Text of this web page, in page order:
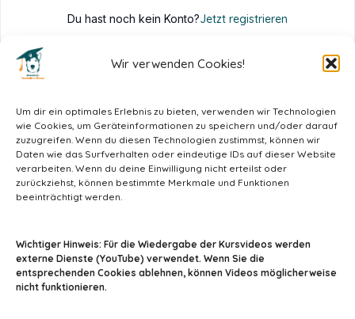
Wir verwenden Cookies!
Um dir ein optimales Erlebnis zu bieten, verwenden wir Technologien
wie Cookies, um Geräteinformationen zu speichern und/oder darauf
zuzugreifen. Wenn du diesen Technologien zustimmst, können wir
Daten wie das Surfverhalten oder eindeutige IDs auf dieser Website
verarbeiten. Wenn du deine Einwilligung nicht erteilst oder
zurückziehst, können bestimmte Merkmale und Funktionen
beeinträchtigt werden.
Wichtiger Hinweis: Für die Wiedergabe der Kursvideos werden
externe Dienste (YouTube) verwendet. Wenn Sie die
entsprechenden Cookies ablehnen, können Videos möglicherweise
nicht funktionieren.
Du hast noch kein Konto?Jetzt registrieren
info@tiermedizin-wissen.de